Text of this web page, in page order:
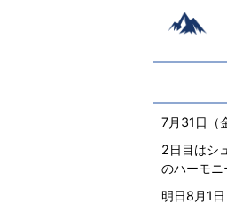
7月31日（
2日目はシ
のハーモニ
明日8月1